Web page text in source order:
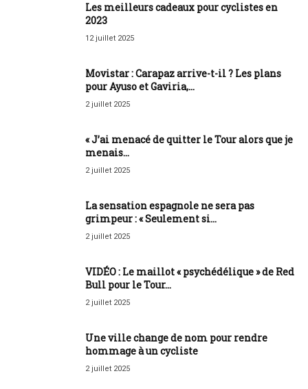
Les meilleurs cadeaux pour cyclistes en
2023
12 juillet 2025
Movistar : Carapaz arrive-t-il ? Les plans
pour Ayuso et Gaviria,...
2 juillet 2025
« J’ai menacé de quitter le Tour alors que je
menais...
2 juillet 2025
La sensation espagnole ne sera pas
grimpeur : « Seulement si...
2 juillet 2025
VIDÉO : Le maillot « psychédélique » de Red
Bull pour le Tour...
2 juillet 2025
Une ville change de nom pour rendre
hommage à un cycliste
2 juillet 2025